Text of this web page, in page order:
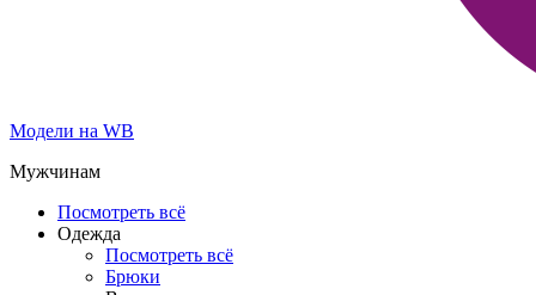
Модели на WB
Мужчинам
Посмотреть всё
Одежда
Посмотреть всё
Брюки